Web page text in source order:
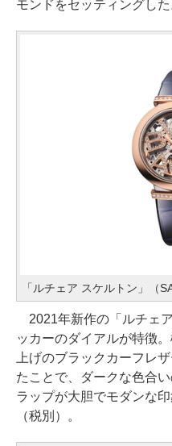
モンドをセッティングし
「ルチェア スケルトン」（
2021年新作の「ルチェ
ッカーのダイアルが特徴
上げのブラックカーフレ
たことで、ダークな色合
ラップが大胆でモダンな
（税別）。